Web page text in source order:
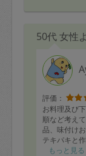
を作って頂
50代 女性
評価：
お料理及び
順など考え
品、味付け
テキパキと
ます。そし
もっと見る